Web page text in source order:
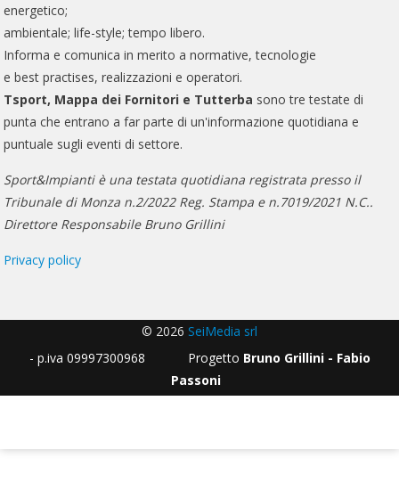
energetico;
ambientale; life-style; tempo libero.
Informa e comunica in merito a normative, tecnologie
e best practises, realizzazioni e operatori.
Tsport, Mappa dei Fornitori e Tutterba sono tre testate di
punta che entrano a far parte di un'informazione quotidiana e
puntuale sugli eventi di settore.
Sport&Impianti è una testata quotidiana registrata presso il
Tribunale di Monza n.2/2022 Reg. Stampa e n.7019/2021 N.C..
Direttore Responsabile Bruno Grillini
Privacy policy
© 2026 SeiMedia srl
- p.iva 09997300968 Progetto Bruno Grillini - Fabio
Passoni